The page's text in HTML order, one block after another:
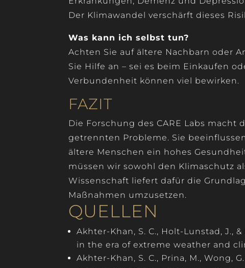
Der Klimawandel verschärft dieses
Was kann ich selbst tun?
Achten Sie auf ältere Nachbarn oder
Sie Hilfe an – sei es beim Einkaufen
Verbundenheit können viel bewirken.
FAZIT
Die Forschung des CARE Labs
getrennten Probleme. Sie
ältere Menschen ein hohes
müssen wir sowohl den Klimaschutz
Wissenschaft liefert dafür die
Maßnahmen umzusetzen.
QUELLEN
Akhter-Khan, S. C., Holt-Lunstad, J.,
in the era of extreme weather and
Akhter-Khan, S. C., Prina, M., Wong,